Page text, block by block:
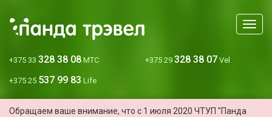
Меню
+375 33 328 38 08 МТС +375 29 328 38 07 Vel
+375 25 537 99 83 Life
Обращаем ваше внимание, что с 1 июля 2020 ЧТУП "Панда